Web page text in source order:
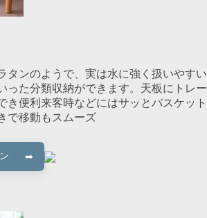
タンのようで、実は水に強く扱いやすい
った分類収納ができます。天板にトレー
便利来客時などにはサッとバスケット
で移動もスムーズ